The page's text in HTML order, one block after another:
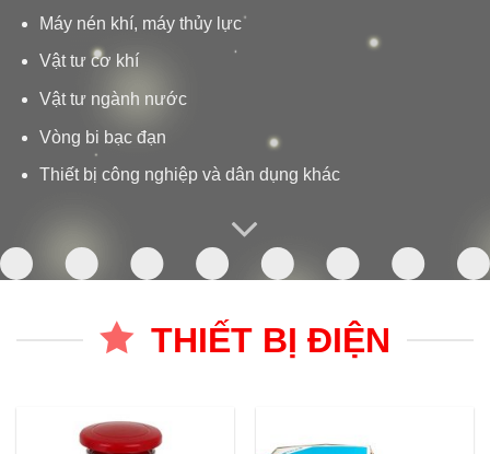
Máy nén khí, máy thủy lực
Vật tư cơ khí
Vật tư ngành nước
Vòng bi bạc đạn
Thiết bị công nghiệp và dân dụng khác
THIẾT BỊ ĐIỆN